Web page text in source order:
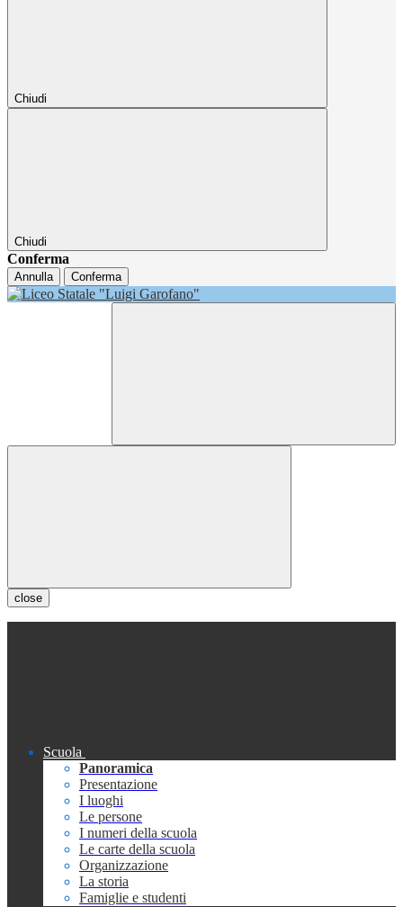
Chiudi
Chiudi
Conferma
Annulla Conferma
close
Scuola
Panoramica
Presentazione
I luoghi
Le persone
I numeri della scuola
Le carte della scuola
Organizzazione
La storia
Famiglie e studenti